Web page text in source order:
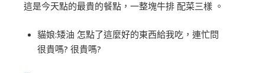
這是今天點的最貴的餐點，一整塊牛排 配菜三樣 。
貓娘:矮油 怎點了這麼好的東西給我吃，連忙問
很貴嗎? 很貴嗎?